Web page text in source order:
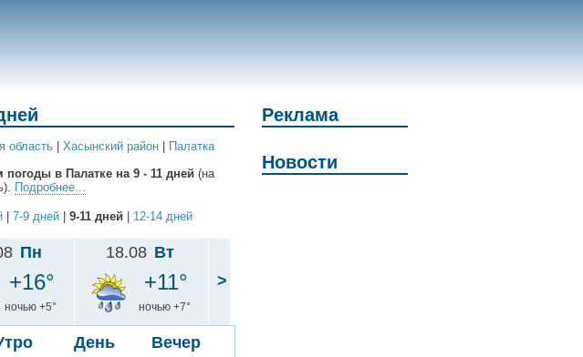
область Хасынский район
Палатка
погоды в Палатке на 9 - 11 дней (на
Подробнее...
7-9 дней 9-11 дней 12-14 дней
День Вечер
Пн
+16°
ночью +5°
18.08 Вт
+11°
ночью +7°
>
Реклама
Новости